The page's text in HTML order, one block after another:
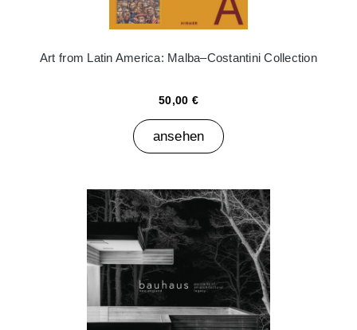
Art from Latin America: Malba–Costantini Collection
50,00 €
ansehen